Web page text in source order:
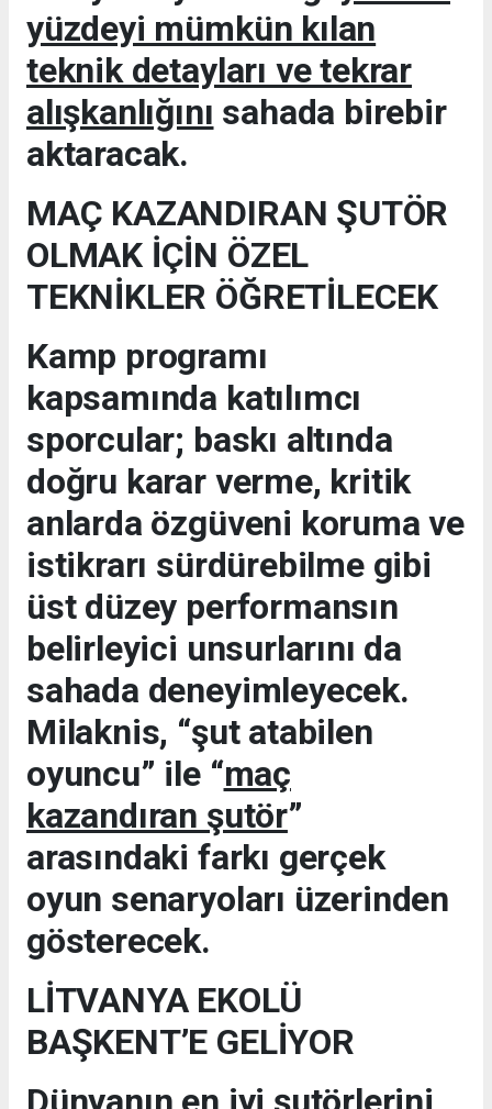
yüzdeyi mümkün kılan
teknik detayları ve tekrar
alışkanlığını sahada birebir
aktaracak.
MAÇ KAZANDIRAN ŞUTÖR
OLMAK İÇİN ÖZEL
TEKNİKLER ÖĞRETİLECEK
Kamp programı
kapsamında katılımcı
sporcular; baskı altında
doğru karar verme, kritik
anlarda özgüveni koruma ve
istikrarı sürdürebilme gibi
üst düzey performansın
belirleyici unsurlarını da
sahada deneyimleyecek.
Milaknis, “şut atabilen
oyuncu” ile “maç
kazandıran şutör”
arasındaki farkı gerçek
oyun senaryoları üzerinden
gösterecek.
LİTVANYA EKOLÜ
BAŞKENT’E GELİYOR